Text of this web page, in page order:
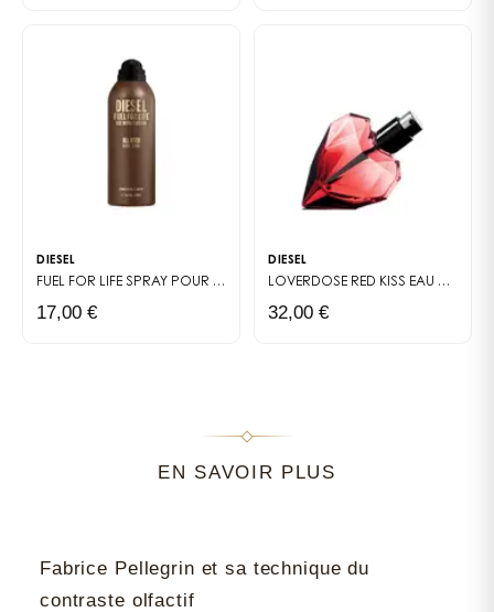
DIESEL
FUEL FOR LIFE SPRAY POUR LE CORPS
17,00 €
DIESEL
LOVERDOSE RED KISS EAU DE PARFUM
32,00 €
EN SAVOIR PLUS
Fabrice Pellegrin et sa technique du
contraste olfactif